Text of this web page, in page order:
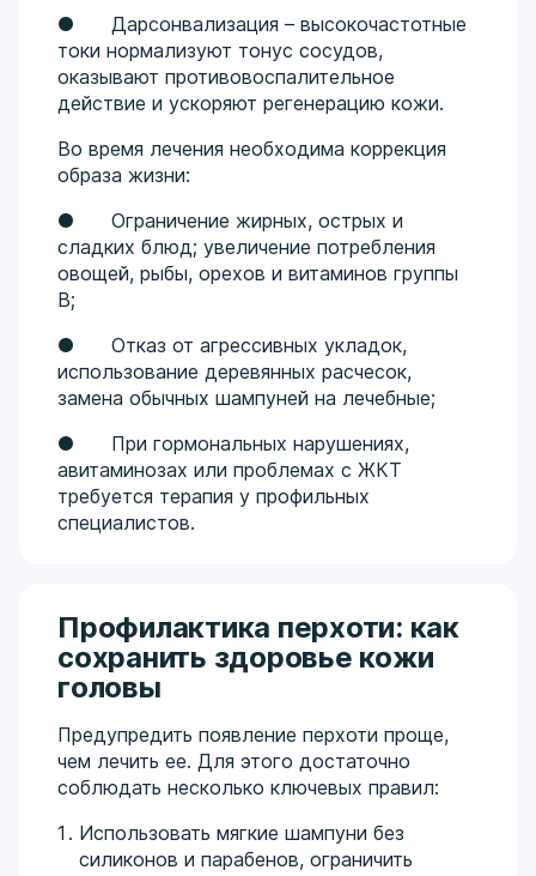
● Дарсонвализация – высокочастотные
токи нормализуют тонус сосудов,
оказывают противовоспалительное
действие и ускоряют регенерацию кожи.
Во время лечения необходима коррекция
образа жизни:
● Ограничение жирных, острых и
сладких блюд; увеличение потребления
овощей, рыбы, орехов и витаминов группы
B;
● Отказ от агрессивных укладок,
использование деревянных расчесок,
замена обычных шампуней на лечебные;
● При гормональных нарушениях,
авитаминозах или проблемах с ЖКТ
требуется терапия у профильных
специалистов.
Профилактика перхоти: как
сохранить здоровье кожи
головы
Предупредить появление перхоти проще,
чем лечить ее. Для этого достаточно
соблюдать несколько ключевых правил:
Использовать мягкие шампуни без
силиконов и парабенов, ограничить